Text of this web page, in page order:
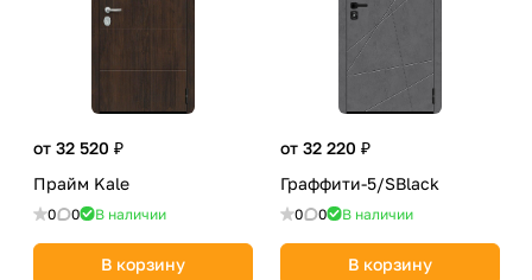
от 32 520 ₽
Прайм Kale
0 0 В наличии
В корзину
от 32 220 ₽
Граффити-5/SBlack
0 0 В наличии
В корзину